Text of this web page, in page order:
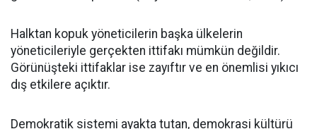
Halktan kopuk yöneticilerin başka ülkelerin
yöneticileriyle gerçekten ittifakı mümkün değildir.
Görünüşteki ittifaklar ise zayıftır ve en önemlisi yıkıcı
dış etkilere açıktır.
Demokratik sistemi ayakta tutan, demokrasi kültürü